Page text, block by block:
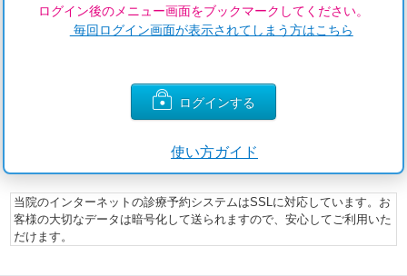
ログイン後のメニュー画面をブックマークしてください。
毎回ログイン画面が表示されてしまう方はこちら
ログインする
使い方ガイド
当院のインターネットの診療予約システムはSSLに対応しています。お
客様の大切なデータは暗号化して送られますので、安心してご利用いた
だけます。